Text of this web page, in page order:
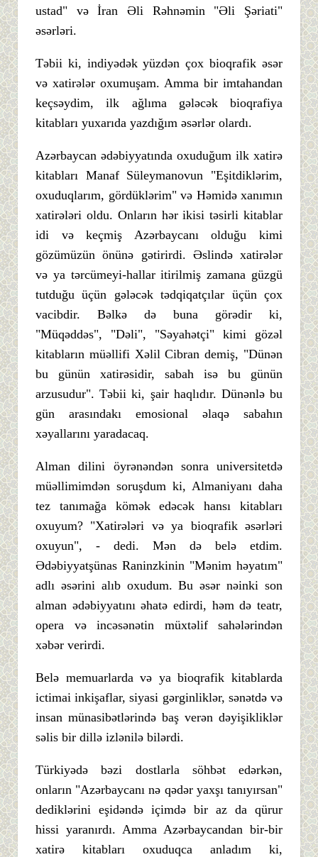
ustad" və İran Əli Rəhnəmin "Əli Şəriati"
əsərləri.
Təbii ki, indiyədək yüzdən çox bioqrafik əsər
və xatirələr oxumuşam. Amma bir imtahandan
keçsəydim, ilk ağlıma gələcək bioqrafiya
kitabları yuxarıda yazdığım əsərlər olardı.
Azərbaycan ədəbiyyatında oxuduğum ilk xatirə
kitabları Manaf Süleymanovun "Eşitdiklərim,
oxuduqlarım, gördüklərim" və Həmidə xanımın
xatirələri oldu. Onların hər ikisi təsirli kitablar
idi və keçmiş Azərbaycanı olduğu kimi
gözümüzün önünə gətirirdi. Əslində xatirələr
və ya tərcümeyi-hallar itirilmiş zamana güzgü
tutduğu üçün gələcək tədqiqatçılar üçün çox
vacibdir. Bəlkə də buna görədir ki,
"Müqəddəs", "Dəli", "Səyahətçi" kimi gözəl
kitabların müəllifi Xəlil Cibran demiş, "Dünən
bu günün xatirəsidir, sabah isə bu günün
arzusudur". Təbii ki, şair haqlıdır. Dünənlə bu
gün arasındakı emosional əlaqə sabahın
xəyallarını yaradacaq.
Alman dilini öyrənəndən sonra universitetdə
müəllimimdən soruşdum ki, Almaniyanı daha
tez tanımağa kömək edəcək hansı kitabları
oxuyum? "Xatirələri və ya bioqrafik əsərləri
oxuyun", - dedi. Mən də belə etdim.
Ədəbiyyatşünas Raninzkinin "Mənim həyatım"
adlı əsərini alıb oxudum. Bu əsər nəinki son
alman ədəbiyyatını əhatə edirdi, həm də teatr,
opera və incəsənətin müxtəlif sahələrindən
xəbər verirdi.
Belə memuarlarda və ya bioqrafik kitablarda
ictimai inkişaflar, siyasi gərginliklər, sənətdə və
insan münasibətlərində baş verən dəyişikliklər
səlis bir dillə izlənilə bilərdi.
Türkiyədə bəzi dostlarla söhbət edərkən,
onların "Azərbaycanı nə qədər yaxşı tanıyırsan"
dediklərini eşidəndə içimdə bir az da qürur
hissi yaranırdı. Amma Azərbaycandan bir-bir
xatirə kitabları oxuduqca anladım ki,